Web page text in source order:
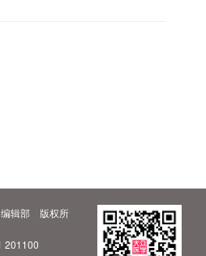
编辑部 版权所
201100